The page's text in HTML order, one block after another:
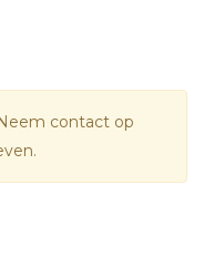
te geven. Met de
gebaren en
opvoeding van het
contact op